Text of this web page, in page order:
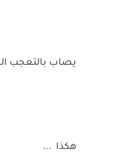
يصاب بالتعجب
هكذا ...